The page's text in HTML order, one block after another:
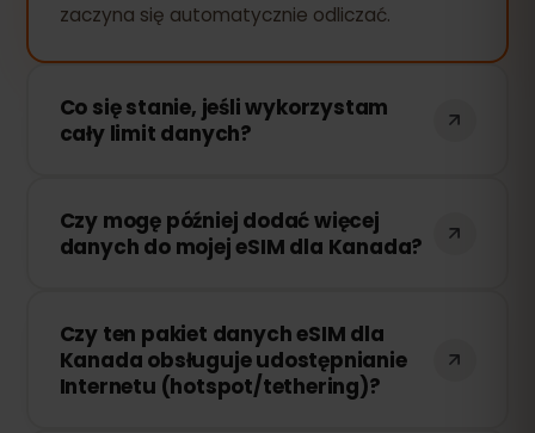
zaczyna się automatycznie odliczać.
Co się stanie, jeśli wykorzystam
cały limit danych?
połączenie zostanie przerwane. Możesz
łatwo doładować swoją eSIM przez
Czy mogę później dodać więcej
danych do mojej eSIM dla Kanada?
dowolnym momencie bez konieczności
ponownej instalacji eSIM. Wystarczy
zalogować się na swoje konto i wybrać
Czy ten pakiet danych eSIM dla
Kanada obsługuje udostępnianie
Internetu (hotspot/tethering)?